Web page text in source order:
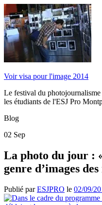
Voir visa pour l'image 2014
Le festival du
les étudiants de l'ESJ Pro
Blog
02 Sep
La photo du jour :
genre d’images
Publié parESJPRO le 02/09/